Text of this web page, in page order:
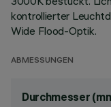
kontrollierter
Wide Flood-Optik.
ABMESSUNGEN
Durchmesser